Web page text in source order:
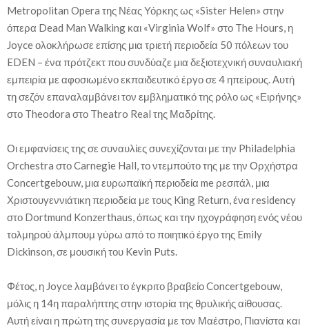
Metropolitan Opera της Νέας Υόρκης ως «Sister Helen» στην
όπερα Dead Man Walking και «Virginia Wolf» στο The Hours, η
Joyce ολοκλήρωσε επίσης μια τριετή περιοδεία 50 πόλεων του
EDEN – ένα πρότζεκτ που συνδύαζε μια δεξιοτεχνική συναυλιακή
εμπειρία με αφοσιωμένο εκπαιδευτικό έργο σε 4 ηπείρους. Αυτή
τη σεζόν επαναλαμβάνει τον εμβληματικό της ρόλο ως «Ειρήνης»
στο Theodora στο Theatro Real της Μαδρίτης.
Οι εμφανίσεις της σε συναυλίες συνεχίζονται με την Philadelphia
Orchestra στο Carnegie Hall, το ντεμπούτο της με την Ορχήστρα
Concertgebouw, μια ευρωπαϊκή περιοδεία me ρεσιτάλ, μια
Χριστουγεννιάτικη περιοδεία με τους King Return, ένα residency
στο Dortmund Konzerthaus, όπως και την ηχογράφηση ενός νέου
τολμηρού άλμπουμ γύρω από το ποιητικό έργο της Emily
Dickinson, σε μουσική του Kevin Puts.
Φέτος, η Joyce λαμβάνει το έγκριτο βραβείο Concertgebouw,
μόλις η 14η παραλήπτης στην ιστορία της θρυλικής αίθουσας.
Αυτή είναι η πρώτη της συνεργασία με τον Μαέστρο, Πιανίστα και